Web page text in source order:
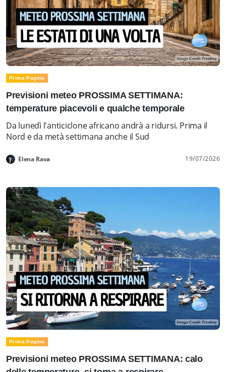
Prima Pagina
Previsioni meteo PROSSIMA SETTIMANA:
temperature piacevoli e qualche temporale
Da lunedì l'anticiclone africano andrà a ridursi. Prima il
Nord e da metà settimana anche il Sud
Elena Rava 19/07/2026
Prima Pagina
Previsioni meteo PROSSIMA SETTIMANA: calo